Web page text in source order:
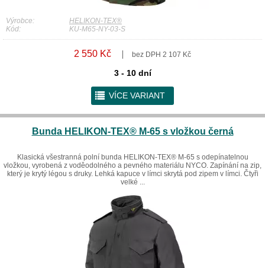
Výrobce:
HELIKON-TEX®
Kód:
KU-M65-NY-03-S
2 550 Kč bez DPH 2 107 Kč
3 - 10 dní
r VÍCE VARIANT
Bunda HELIKON-TEX® M-65 s vložkou černá
Klasická všestranná polní bunda HELIKON-TEX® M-65 s odepínatelnou
vložkou, vyrobená z voděodolného a pevného materiálu NYCO. Zapínání na zip,
který je krytý légou s druky. Lehká kapuce v límci skrytá pod zipem v límci. Čtyři
velké ...